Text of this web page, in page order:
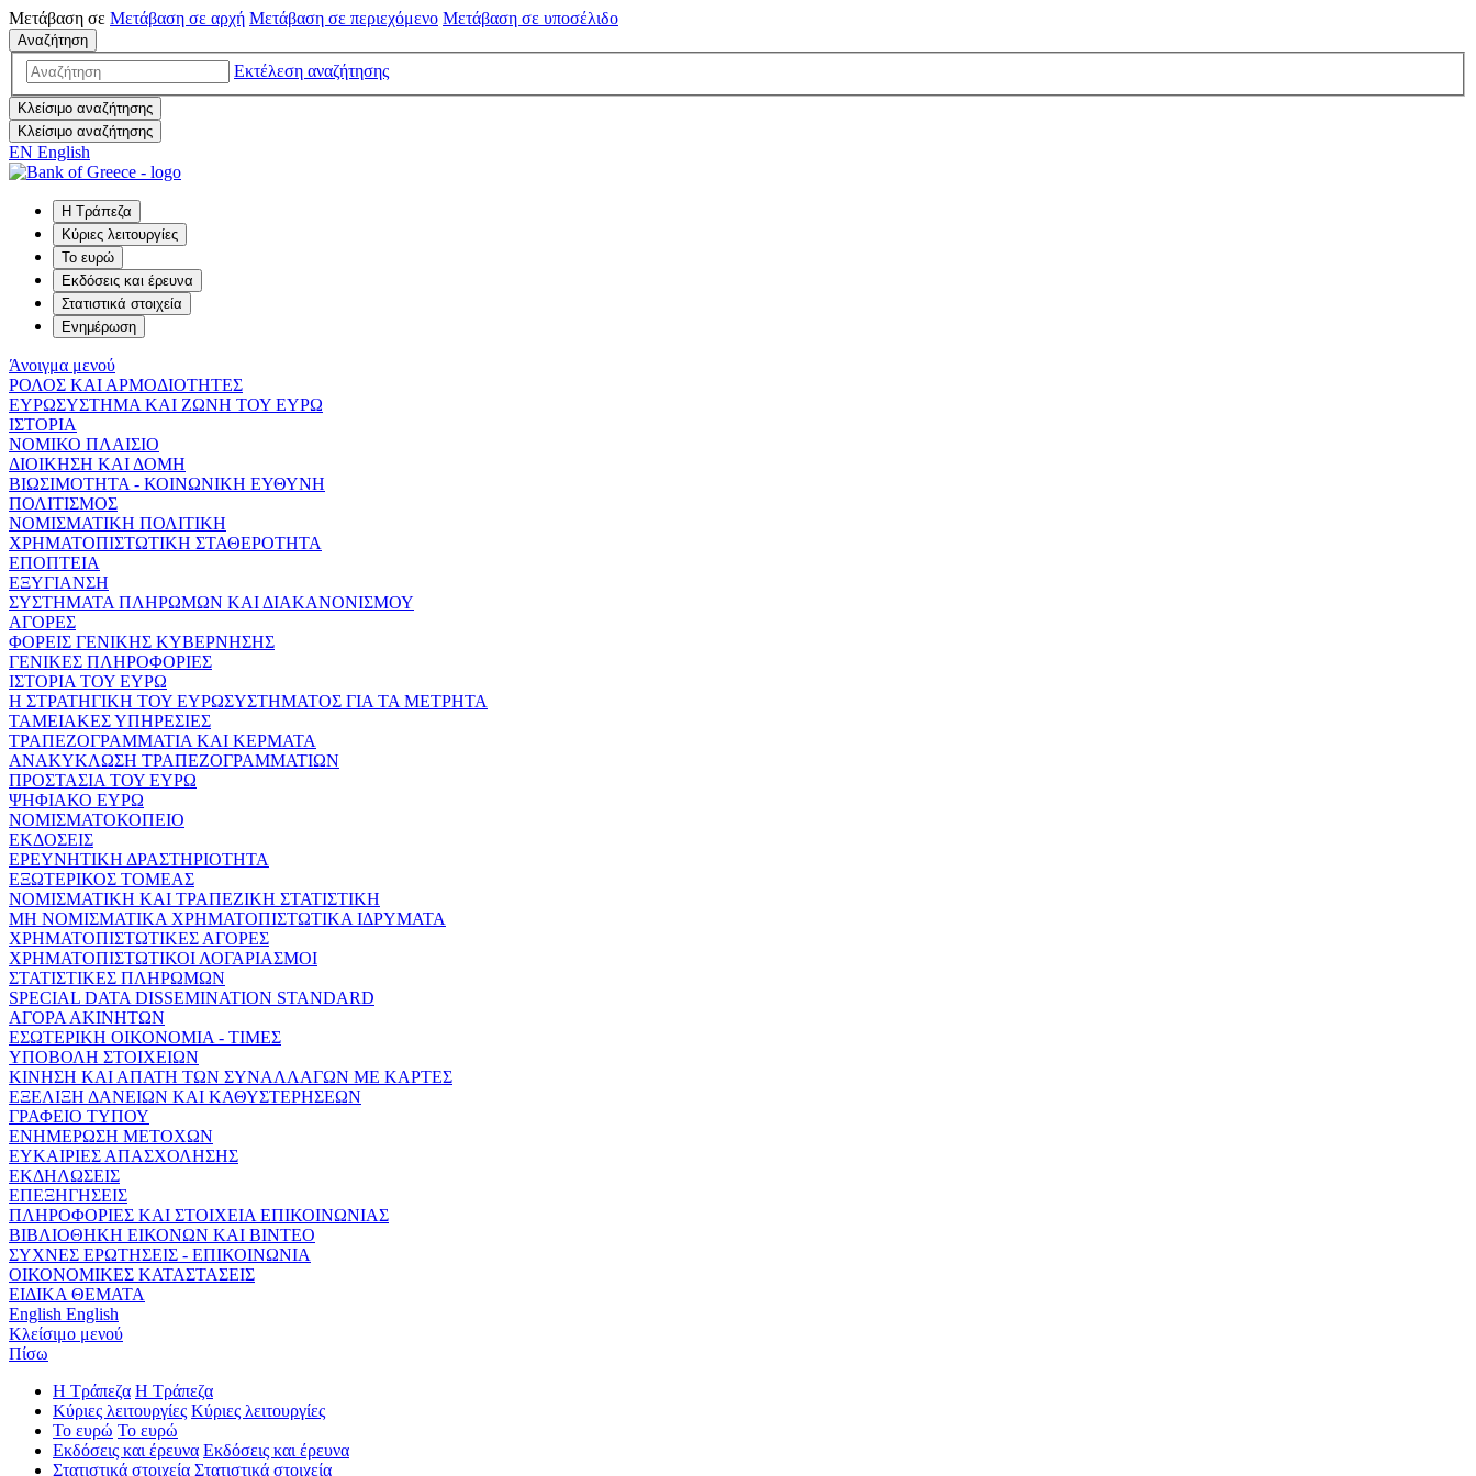
Μετάβαση σε Μετάβαση σε αρχή Μετάβαση σε περιεχόμενο Μετάβαση σε υποσέλιδο
Αναζήτηση
Εκτέλεση αναζήτησης
Κλείσιμο αναζήτησης
Κλείσιμο αναζήτησης
EN English
Η Τράπεζα
Κύριες λειτουργίες
Το ευρώ
Εκδόσεις και έρευνα
Στατιστικά στοιχεία
Ενημέρωση
Άνοιγμα μενού
ΡΟΛΟΣ ΚΑΙ ΑΡΜΟΔΙΟΤΗΤΕΣ
ΕΥΡΩΣΥΣΤΗΜΑ ΚΑΙ ΖΩΝΗ ΤΟΥ ΕΥΡΩ
ΙΣΤΟΡΙΑ
ΝΟΜΙΚΟ ΠΛΑΙΣΙΟ
ΔΙΟΙΚΗΣΗ ΚΑΙ ΔΟΜΗ
ΒΙΩΣΙΜΟΤΗΤΑ - ΚΟΙΝΩΝΙΚΗ ΕΥΘΥΝΗ
ΠΟΛΙΤΙΣΜΟΣ
ΝΟΜΙΣΜΑΤΙΚΗ ΠΟΛΙΤΙΚΗ
ΧΡΗΜΑΤΟΠΙΣΤΩΤΙΚΗ ΣΤΑΘΕΡΟΤΗΤΑ
ΕΠΟΠΤΕΙΑ
ΕΞΥΓΙΑΝΣΗ
ΣΥΣΤΗΜΑΤΑ ΠΛΗΡΩΜΩΝ ΚΑΙ ΔΙΑΚΑΝΟΝΙΣΜΟΥ
ΑΓΟΡΕΣ
ΦΟΡΕΙΣ ΓΕΝΙΚΗΣ ΚΥΒΕΡΝΗΣΗΣ
ΓΕΝΙΚΕΣ ΠΛΗΡΟΦΟΡΙΕΣ
ΙΣΤΟΡΙΑ ΤΟΥ ΕΥΡΩ
Η ΣΤΡΑΤΗΓΙΚΗ ΤΟΥ ΕΥΡΩΣΥΣΤΗΜΑΤΟΣ ΓΙΑ ΤΑ ΜΕΤΡΗΤΑ
ΤΑΜΕΙΑΚΕΣ ΥΠΗΡΕΣΙΕΣ
ΤΡΑΠΕΖΟΓΡΑΜΜΑΤΙΑ ΚΑΙ ΚΕΡΜΑΤΑ
ΑΝΑΚΥΚΛΩΣΗ ΤΡΑΠΕΖΟΓΡΑΜΜΑΤΙΩΝ
ΠΡΟΣΤΑΣΙΑ ΤΟΥ ΕΥΡΩ
ΨΗΦΙΑΚΟ ΕΥΡΩ
ΝΟΜΙΣΜΑΤΟΚΟΠΕΙΟ
ΕΚΔΟΣΕΙΣ
ΕΡΕΥΝΗΤΙΚΗ ΔΡΑΣΤΗΡΙΟΤΗΤΑ
ΕΞΩΤΕΡΙΚΟΣ ΤΟΜΕΑΣ
ΝΟΜΙΣΜΑΤΙΚΗ ΚΑΙ ΤΡΑΠΕΖΙΚΗ ΣΤΑΤΙΣΤΙΚΗ
ΜΗ ΝΟΜΙΣΜΑΤΙΚΑ ΧΡΗΜΑΤΟΠΙΣΤΩΤΙΚΑ ΙΔΡΥΜΑΤΑ
ΧΡΗΜΑΤΟΠΙΣΤΩΤΙΚΕΣ ΑΓΟΡΕΣ
ΧΡΗΜΑΤΟΠΙΣΤΩΤΙΚΟΙ ΛΟΓΑΡΙΑΣΜΟΙ
ΣΤΑΤΙΣΤΙΚΕΣ ΠΛΗΡΩΜΩΝ
SPECIAL DATA DISSEMINATION STANDARD
ΑΓΟΡΑ ΑΚΙΝΗΤΩΝ
ΕΣΩΤΕΡΙΚΗ ΟΙΚΟΝΟΜΙΑ - ΤΙΜΕΣ
ΥΠΟΒΟΛΗ ΣΤΟΙΧΕΙΩΝ
ΚΙΝΗΣΗ ΚΑΙ ΑΠΑΤΗ ΤΩΝ ΣΥΝΑΛΛΑΓΩΝ ΜΕ ΚΑΡΤΕΣ
ΕΞΕΛΙΞΗ ΔΑΝΕΙΩΝ ΚΑΙ ΚΑΘΥΣΤΕΡΗΣΕΩΝ
ΓΡΑΦΕΙΟ ΤΥΠΟΥ
ΕΝΗΜΕΡΩΣΗ ΜΕΤΟΧΩΝ
ΕΥΚΑΙΡΙΕΣ ΑΠΑΣΧΟΛΗΣΗΣ
ΕΚΔΗΛΩΣΕΙΣ
ΕΠΕΞΗΓΗΣΕΙΣ
ΠΛΗΡΟΦΟΡΙΕΣ ΚΑΙ ΣΤΟΙΧΕΙΑ ΕΠΙΚΟΙΝΩΝΙΑΣ
ΒΙΒΛΙΟΘΗΚΗ ΕΙΚΟΝΩΝ ΚΑΙ ΒΙΝΤΕΟ
ΣΥΧΝΕΣ ΕΡΩΤΗΣΕΙΣ - ΕΠΙΚΟΙΝΩΝΙΑ
ΟΙΚΟΝΟΜΙΚΕΣ ΚΑΤΑΣΤΑΣΕΙΣ
ΕΙΔΙΚΑ ΘΕΜΑΤΑ
English English
Κλείσιμο μενού
Πίσω
Η Τράπεζα Η Τράπεζα
Κύριες λειτουργίες Κύριες λειτουργίες
Το ευρώ Το ευρώ
Εκδόσεις και έρευνα Εκδόσεις και έρευνα
Στατιστικά στοιχεία Στατιστικά στοιχεία